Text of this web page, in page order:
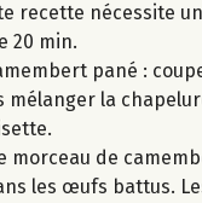
recette nécessite
20 min.
pané :
mélanger la
morceau de
les œufs battus.